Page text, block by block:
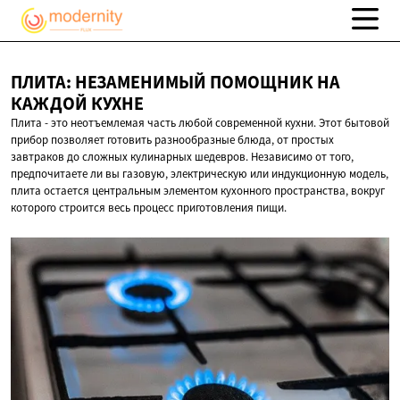
ПЛИТА: НЕЗАМЕНИМЫЙ ПОМОЩНИК НА
КАЖДОЙ КУХНЕ
Плита - это неотъемлемая часть любой современной кухни. Этот бытовой
прибор позволяет готовить разнообразные блюда, от простых
завтраков до сложных кулинарных шедевров. Независимо от того,
предпочитаете ли вы газовую, электрическую или индукционную модель,
плита остается центральным элементом кухонного пространства, вокруг
которого строится весь процесс приготовления пищи.